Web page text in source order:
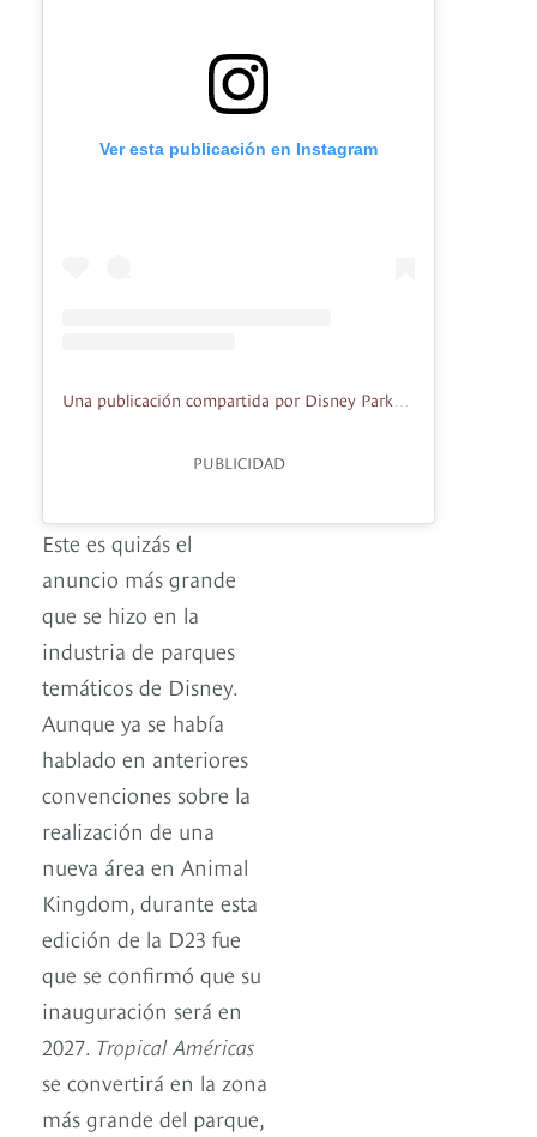
Ver esta publicación en Instagram
PUBLICIDAD
Este es quizás el
anuncio más grande
que se hizo en la
industria de parques
temáticos de Disney.
Aunque ya se había
hablado en anteriores
convenciones sobre la
realización de una
nueva área en Animal
Kingdom, durante esta
edición de la D23 fue
que se confirmó que su
inauguración será en
2027. Tropical Américas
se convertirá en la zona
más grande del parque,